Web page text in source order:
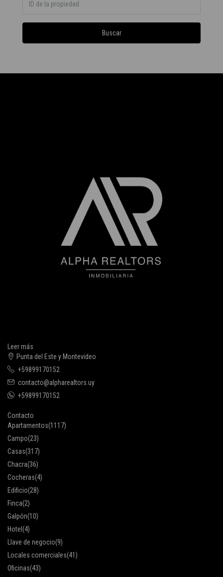
Buscar
Leer más
Punta del Este y Montevideo
+59899170152
contacto@alpharealtors.uy
+59899170152
Contacto
Apartamentos(1117)
Campo(23)
Casas(317)
Chacra(36)
Cocheras(4)
Edificio(28)
Finca(2)
Galpón(10)
Hotel (4)
Llave de negocio(9)
Locales comerciales(41)
Oficinas(43)